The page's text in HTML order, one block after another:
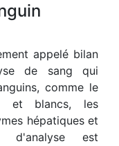
appelé bilan
de sang qui
comme le
et blancs, les
hépatiques et
d'analyse est